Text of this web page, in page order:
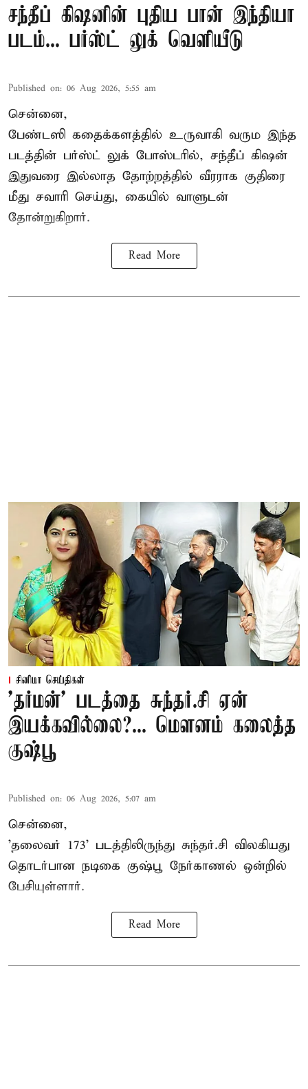
சந்தீப் கிஷனின் புதிய பான் இந்தியா
படம்... பர்ஸ்ட் லுக் வெளியீடு
Published on: 06 Aug 2026, 5:55 am
சென்னை,
பேண்டஸி கதைக்களத்தில் உருவாகி வரும இந்த
படத்தின் பர்ஸ்ட் லுக் போஸ்டரில், சந்தீப் கிஷன்
இதுவரை இல்லாத தோற்றத்தில் வீரராக குதிரை
மீது சவாரி செய்து, கையில் வாளுடன்
தோன்றுகிறார்.
Read More
சினிமா செய்திகள்
'தர்மன்' படத்தை சுந்தர்.சி ஏன்
இயக்கவில்லை?... மௌனம் கலைத்த
குஷ்பூ
Published on: 06 Aug 2026, 5:07 am
சென்னை,
'தலைவர் 173' படத்திலிருந்து சுந்தர்.சி விலகியது
தொடர்பான நடிகை குஷ்பூ நேர்காணல் ஒன்றில்
பேசியுள்ளார்.
Read More